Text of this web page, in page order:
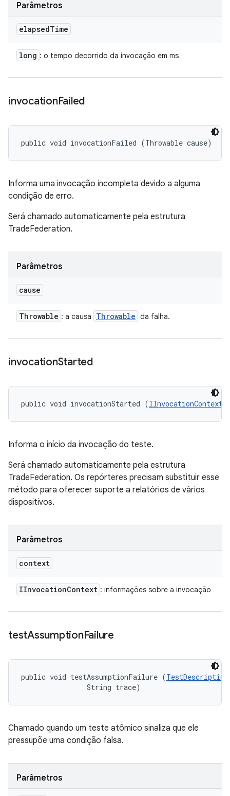
Parâmetros
elapsedTime
long : o tempo decorrido da invocação em ms
invocationFailed
public void invocationFailed (Throwable cause)
Informa uma invocação incompleta devido a alguma
condição de erro.
Será chamado automaticamente pela estrutura
TradeFederation.
Parâmetros
cause
Throwable : a causa Throwable da falha.
invocationStarted
public void invocationStarted (IInvocationContext
Informa o início da invocação do teste.
Será chamado automaticamente pela estrutura
TradeFederation. Os repórteres precisam substituir esse
método para oferecer suporte a relatórios de vários
dispositivos.
Parâmetros
context
IInvocationContext : informações sobre a invocação
testAssumptionFailure
public void testAssumptionFailure (TestDescription
                String trace)
Chamado quando um teste atômico sinaliza que ele
pressupõe uma condição falsa.
Parâmetros